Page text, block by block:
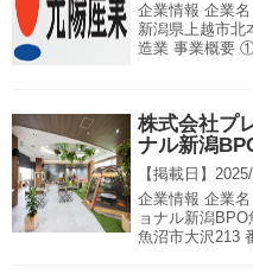
企業情報 企業
新潟県上越市北
造業 事業概要
株式会社プ
ナル新潟
【掲載日】
企業情報 企業
ョナル新潟
魚沼市大沢213